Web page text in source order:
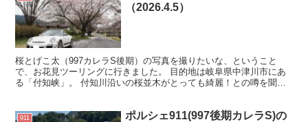
（2026.4.5）
桜とげこ太（997カレラS後期）の写真を撮りたいな、ということ
で、お花見ツーリングに行きました。 目的地は岐阜県中津川市にあ
る「付知峡」。 付知川沿いの桜並木がとっても綺麗！との噂を聞
911
ポルシェ911(997後期カレラS)の